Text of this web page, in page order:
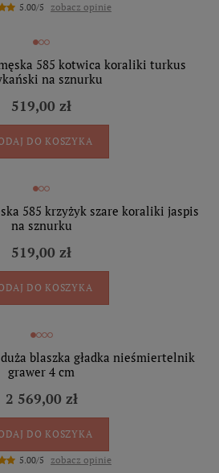
5.00/5 zobacz opinie
585 kotwica koraliki turkus
na sznurku
519,00 zł
DO KOSZYKA
585 krzyżyk szare koraliki jaspis
na sznurku
519,00 zł
DO KOSZYKA
blaszka gładka nieśmiertelnik
grawer 4 cm
2 569,00 zł
DO KOSZYKA
5.00/5 zobacz opinie